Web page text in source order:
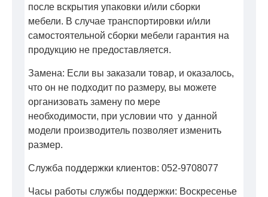
после вскрытия упаковки и/или сборки
мебели. В случае транспортировки и/или
самостоятельной сборки мебели гарантия на
продукцию не предоставляется.
Замена: Если вы заказали товар, и оказалось,
что он не подходит по размеру, вы можете
организовать замену по мере
необходимости, при условии что у данной
модели производитель позволяет изменить
размер.
Служба поддержки клиентов: 052-9708077
Часы работы службы поддержки: Воскресенье